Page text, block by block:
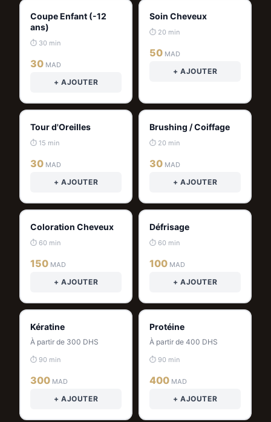
Coupe Enfant (-12
ans)
⏱ 30 min
30 MAD
+ AJOUTER
Soin Cheveux
⏱ 20 min
50 MAD
+ AJOUTER
Tour d'Oreilles
⏱ 15 min
30 MAD
+ AJOUTER
Brushing / Coiffage
⏱ 20 min
30 MAD
+ AJOUTER
Coloration Cheveux
⏱ 60 min
150 MAD
+ AJOUTER
Défrisage
⏱ 60 min
100 MAD
+ AJOUTER
Kératine
À partir de 300 DHS
⏱ 90 min
300 MAD
+ AJOUTER
Protéine
À partir de 400 DHS
⏱ 90 min
400 MAD
+ AJOUTER